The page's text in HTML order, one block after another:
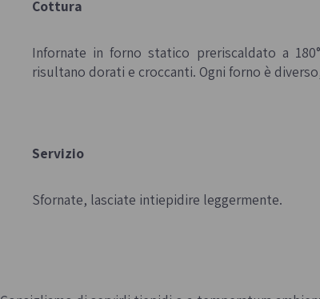
Cottura
Infornate in forno statico preriscaldato a
risultano dorati e croccanti. Ogni forno è
Servizio
Sfornate, lasciate intiepidire leggermente.